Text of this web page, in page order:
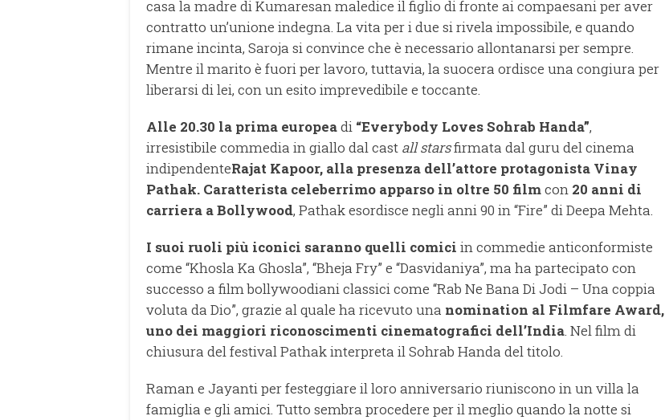
casa la madre di Kumaresan maledice il figlio di fronte ai compaesani per aver
contratto un’unione indegna. La vita per i due si rivela impossibile, e quando
rimane incinta, Saroja si convince che è necessario allontanarsi per sempre.
Mentre il marito è fuori per lavoro, tuttavia, la suocera ordisce una congiura per
liberarsi di lei, con un esito imprevedibile e toccante.
Alle 20.30 la prima europeadi “Everybody Loves Sohrab Handa”,
irresistibile commedia in giallo dal cast all starsfirmata dal guru del cinema
indipendenteRajat Kapoor, alla presenza dell’attore protagonista Vinay
Pathak. Caratterista celeberrimo apparso in oltre 50 filmcon 20 anni di
carriera a Bollywood, Pathak esordisce negli anni 90 in “Fire” di Deepa Mehta.
I suoi ruoli più iconici saranno quelli comici in commedie anticonformiste
come “Khosla Ka Ghosla”, “Bheja Fry” e “Dasvidaniya”, ma ha partecipato con
successo a film bollywoodiani classici come “Rab Ne Bana Di Jodi – Una coppia
voluta da Dio”, grazie al quale ha ricevuto una nomination al Filmfare Award,
uno dei maggiori riconoscimenti cinematografici dell’India. Nel film di
chiusura del festival Pathak interpreta il Sohrab Handa del titolo.
Raman e Jayanti per festeggiare il loro anniversario riuniscono in un villa la
famiglia e gli amici. Tutto sembra procedere per il meglio quando la notte si